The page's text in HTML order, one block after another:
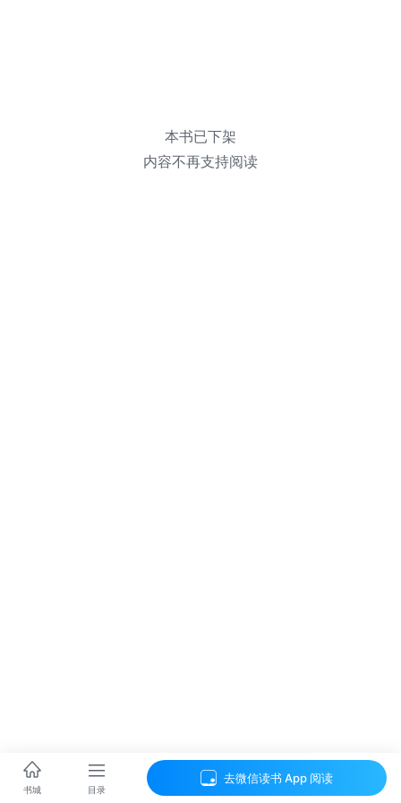
本书已下架
内容不再支持阅读
书城 目录
去微信读书 App 阅读